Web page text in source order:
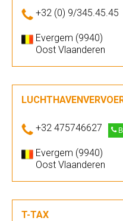
+32 (0) 9/345.45.45
Evergem (9940)
Oost Vlaanderen
+32 475746627
Evergem (9940)
Oost Vlaanderen
T-TAX